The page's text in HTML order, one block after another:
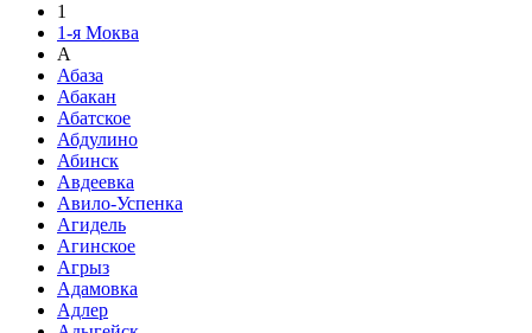
1
1-я Моква
А
Абаза
Абакан
Абатское
Абдулино
Абинск
Авдеевка
Авило-Успенка
Агидель
Агинское
Агрыз
Адамовка
Адлер